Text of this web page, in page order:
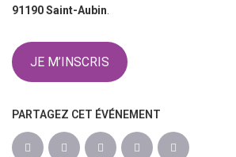
91190 Saint-Aubin.
JE M’INSCRIS
PARTAGEZ CET ÉVÉNEMENT